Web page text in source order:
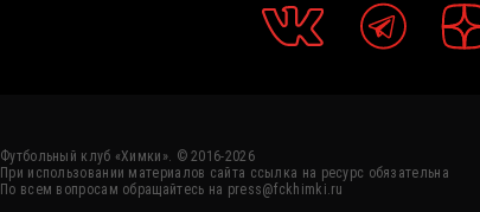
Футбольный клуб «Химки». © 2016-2026
При использовании материалов сайта ссылка на ресурс обязательна
По всем вопросам обращайтесь на press@fckhimki.ru